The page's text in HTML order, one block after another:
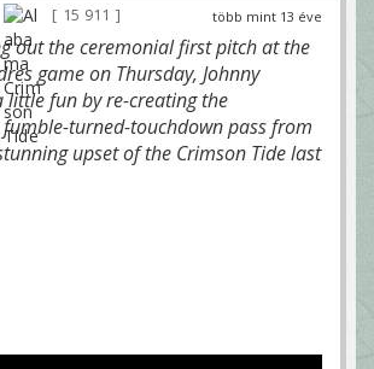
több mint 13 éve
15 911
out the ceremonial first pitch at the
game on Thursday, Johnny
little fun by re-creating the
turned-touchdown pass from
upset of the Crimson Tide last